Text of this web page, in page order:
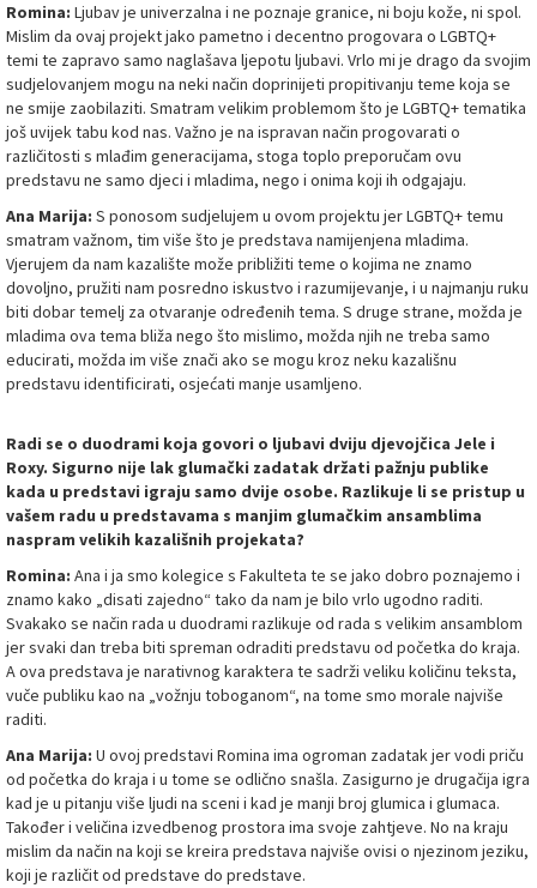
Romina: Ljubav je univerzalna i ne poznaje granice, ni boju kože, ni spol.
Mislim da ovaj projekt jako pametno i decentno progovara o LGBTQ+
temi te zapravo samo naglašava ljepotu ljubavi. Vrlo mi je drago da svojim
sudjelovanjem mogu na neki način doprinijeti propitivanju teme koja se
ne smije zaobilaziti. Smatram velikim problemom što je LGBTQ+ tematika
još uvijek tabu kod nas. Važno je na ispravan način progovarati o
različitosti s mlađim generacijama, stoga toplo preporučam ovu
predstavu ne samo djeci i mladima, nego i onima koji ih odgajaju.
Ana Marija: S ponosom sudjelujem u ovom projektu jer LGBTQ+ temu
smatram važnom, tim više što je predstava namijenjena mladima.
Vjerujem da nam kazalište može približiti teme o kojima ne znamo
dovoljno, pružiti nam posredno iskustvo i razumijevanje, i u najmanju ruku
biti dobar temelj za otvaranje određenih tema. S druge strane, možda je
mladima ova tema bliža nego što mislimo, možda njih ne treba samo
educirati, možda im više znači ako se mogu kroz neku kazališnu
predstavu identificirati, osjećati manje usamljeno.
Radi se o duodrami koja govori o ljubavi dviju djevojčica Jele i
Roxy. Sigurno nije lak glumački zadatak držati pažnju publike
kada u predstavi igraju samo dvije osobe. Razlikuje li se pristup u
vašem radu u predstavama s manjim glumačkim ansamblima
naspram velikih kazališnih projekata?
Romina: Ana i ja smo kolegice s Fakulteta te se jako dobro poznajemo i
znamo kako „disati zajedno“ tako da nam je bilo vrlo ugodno raditi.
Svakako se način rada u duodrami razlikuje od rada s velikim ansamblom
jer svaki dan treba biti spreman odraditi predstavu od početka do kraja.
A ova predstava je narativnog karaktera te sadrži veliku količinu teksta,
vuče publiku kao na „vožnju toboganom“, na tome smo morale najviše
raditi.
Ana Marija: U ovoj predstavi Romina ima ogroman zadatak jer vodi priču
od početka do kraja i u tome se odlično snašla. Zasigurno je drugačija igra
kad je u pitanju više ljudi na sceni i kad je manji broj glumica i glumaca.
Također i veličina izvedbenog prostora ima svoje zahtjeve. No na kraju
mislim da način na koji se kreira predstava najviše ovisi o njezinom jeziku,
koji je različit od predstave do predstave.